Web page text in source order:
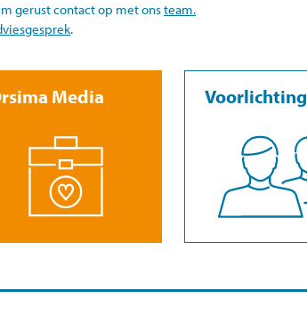
gerust contact op met onsteam.
.
Media Voorlichting